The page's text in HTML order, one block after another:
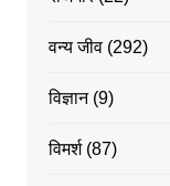
वन्य जीव(292)
विज्ञान(9)
विमर्श(87)